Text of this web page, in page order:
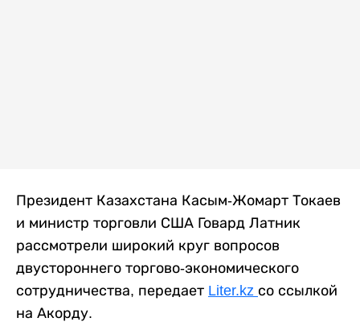
Президент Казахстана Касым-Жомарт Токаев
и министр торговли США Говард Латник
рассмотрели широкий круг вопросов
двустороннего торгово-экономического
сотрудничества, передает Liter.kz со ссылкой
на Акорду.